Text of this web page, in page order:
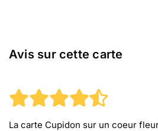
Avis sur cette carte
La carte Cupidon sur un coeur